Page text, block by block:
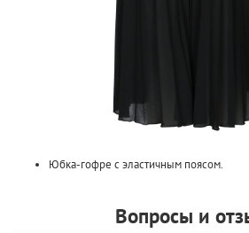
Юбка-гофре с эластичным поясом.
Вопросы и